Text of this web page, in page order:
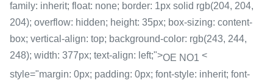
family: inherit; float: none; border: 1px solid rgb(204, 204,
204); overflow: hidden; height: 35px; box-sizing: content-
box; vertical-align: top; background-color: rgb(243, 244,
248); width: 377px; text-align: left;">OE NO1 <
style="margin: 0px; padding: 0px; font-style: inherit; font-